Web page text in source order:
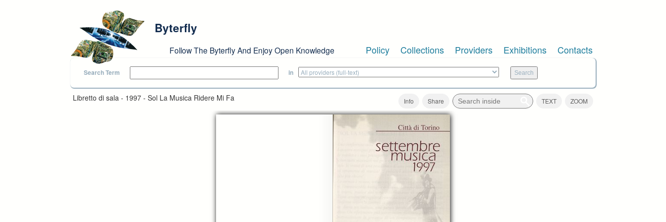
Byterfly
Follow The Byterfly And Enjoy Open Knowledge Policy Collections Providers Exhibitions Contacts
Search Term in
Libretto di sala - 1997 - Sol La Musica Ridere Mi Fa Info Share TEXT ZOOM